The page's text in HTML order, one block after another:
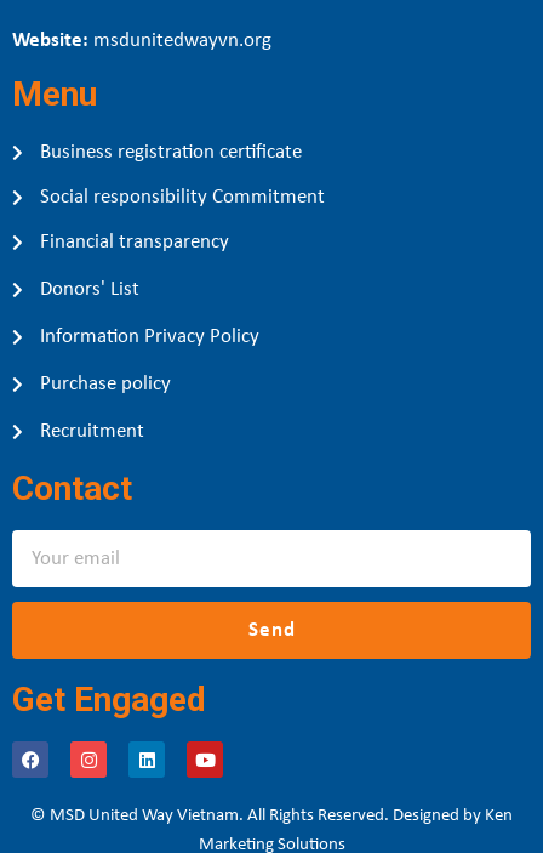
Website: msdunitedwayvn.org
Menu
Business registration certificate
Social responsibility Commitment
Financial transparency
Donors' List
Information Privacy Policy
Purchase policy
Recruitment
Contact
Send
Get Engaged
© MSD United Way Vietnam. All Rights Reserved. Designed by Ken
Marketing Solutions